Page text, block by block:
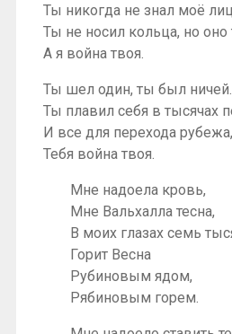
Ты никогда не знал моё
Ты не носил кольца, но оно
А я война твоя.
Ты шел один, ты был ничей.
Ты плавил себя в тысячах
И все для перехода
Тебя война твоя.
Мне надоела кровь,
Мне Вальхалла тесна,
В моих глазах семь
Горит Весна
Рубиновым ядом,
Рябиновым горем.